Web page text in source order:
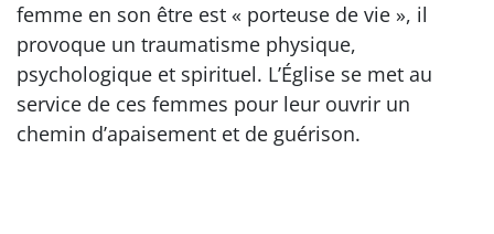
femme en son être est « porteuse de vie », il
provoque un traumatisme physique,
psychologique et spirituel. L’Église se met au
service de ces femmes pour leur ouvrir un
chemin d’apaisement et de guérison.